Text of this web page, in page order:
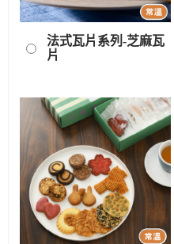
法式瓦片系列-芝麻瓦
片